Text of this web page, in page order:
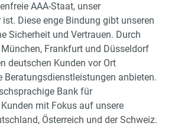
AAA-Staat, unser
Diese enge Bindung gibt unseren
Sicherheit und Vertrauen. Durch
Frankfurt und Düsseldorf
deutschen Kunden vor Ort
Beratungsdienstleistungen anbieten.
Bank für
mit Fokus auf unsere
Österreich und der Schweiz.